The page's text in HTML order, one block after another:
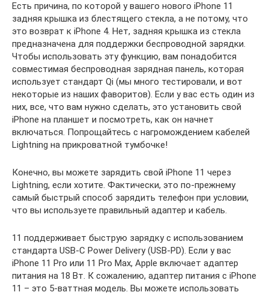
Есть причина, по которой у вашего нового iPhone 11
задняя крышка из блестящего стекла, а не потому, что
это возврат к iPhone 4. Нет, задняя крышка из стекла
предназначена для поддержки беспроводной зарядки.
Чтобы использовать эту функцию, вам понадобится
совместимая беспроводная зарядная панель, которая
использует стандарт Qi (мы много тестировали, и вот
некоторые из наших фаворитов). Если у вас есть один из
них, все, что вам нужно сделать, это установить свой
iPhone на планшет и посмотреть, как он начнет
включаться. Попрощайтесь с нагромождением кабелей
Lightning на прикроватной тумбочке!
Конечно, вы можете зарядить свой iPhone 11 через
Lightning, если хотите. Фактически, это по-прежнему
самый быстрый способ зарядить телефон при условии,
что вы используете правильный адаптер и кабель.
11 поддерживает быструю зарядку с использованием
стандарта USB-C Power Delivery (USB-PD). Если у вас
iPhone 11 Pro или 11 Pro Max, Apple включает адаптер
питания на 18 Вт. К сожалению, адаптер питания с iPhone
11 – это 5-ваттная модель. Вы можете использовать